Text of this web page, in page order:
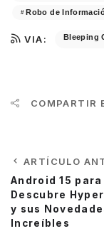
Robo de
VIA: Bleeping
COMPARTIR
ARTÍCULO
Android 15
Descubre
y sus
Increíbles